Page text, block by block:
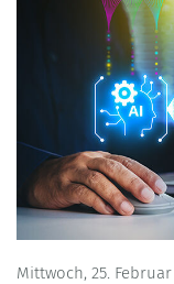
Mittwoch, 25. Februar